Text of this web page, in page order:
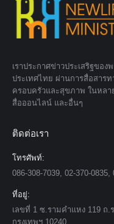
เราประกาศข่าวประเสริฐขอ
ประเทศไทย ผ่านการสื่อสาร
ครอบครัวและสุขภาพ ในหล
สื่อออนไลน์ และอื่นๆ
ติดต่อเรา
โทรศัพท์:
086-308-7039, 02-370-0835,
ที่อยู่:
เลขที่ 1 ซ.รามคำแหง 119 ถ.
กรุงเทพฯ 10240